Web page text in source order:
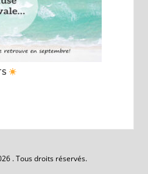
. Tous droits réservés.